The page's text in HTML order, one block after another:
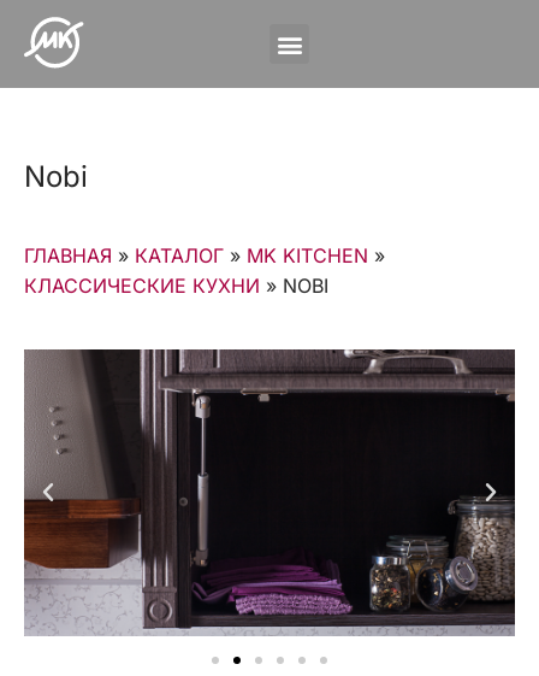
Nobi
ГЛАВНАЯ » КАТАЛОГ » MK KITCHEN »
КЛАССИЧЕСКИЕ КУХНИ » NOBI